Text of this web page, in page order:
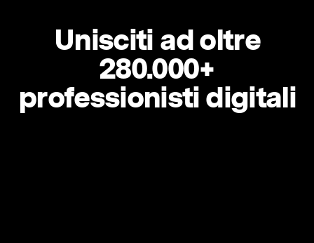
Unisciti ad oltre
280.000+
professionisti digitali